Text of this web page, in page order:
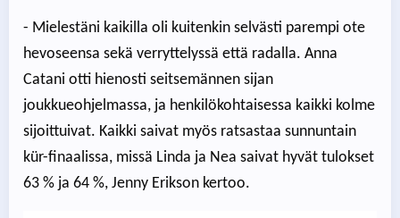
- Mielestäni kaikilla oli kuitenkin selvästi parempi ote
hevoseensa sekä verryttelyssä että radalla. Anna
Catani otti hienosti seitsemännen sijan
joukkueohjelmassa, ja henkilökohtaisessa kaikki kolme
sijoittuivat. Kaikki saivat myös ratsastaa sunnuntain
kür-finaalissa, missä Linda ja Nea saivat hyvät tulokset
63 % ja 64 %, Jenny Erikson kertoo.